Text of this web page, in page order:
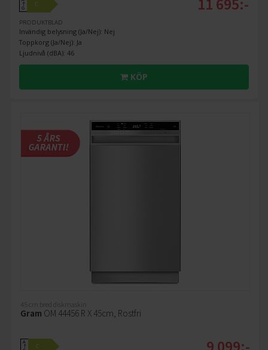
↑
G
C
PRODUKTBLAD
Invändig belysning (Ja/Nej): Nej
Toppkorg (Ja/Nej): Ja
Ljudnivå (dBA): 46
KÖP
45 cm bred diskmaskin
Gram OM 44456 R X 45cm, Rostfri
A
↑
C